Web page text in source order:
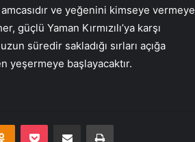
amcasıdır ve yeğenini kimseye vermeye
Yaman Kırmızılı’ya karşı
süredir sakladığı sırları açığa
yeşermeye başlayacaktır.
Odnoklassniki
Pocket E-Posta ile paylaş Yazdır